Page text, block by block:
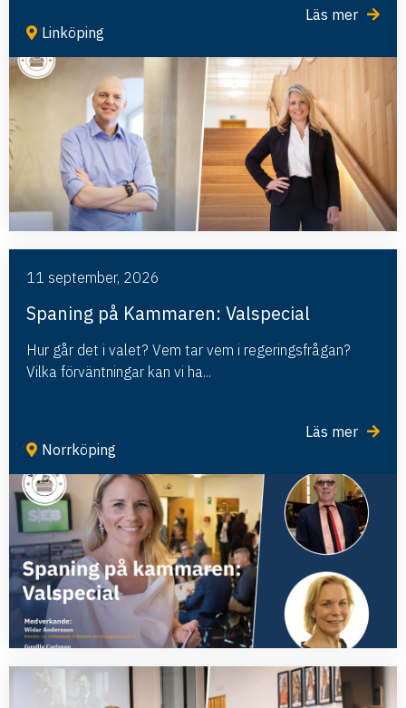
Linköping
Läs mer
11 september, 2026
Spaning på Kammaren: Valspecial
Hur går det i valet? Vem tar vem i regeringsfrågan?
Vilka förväntningar kan vi ha...
Norrköping
Läs mer